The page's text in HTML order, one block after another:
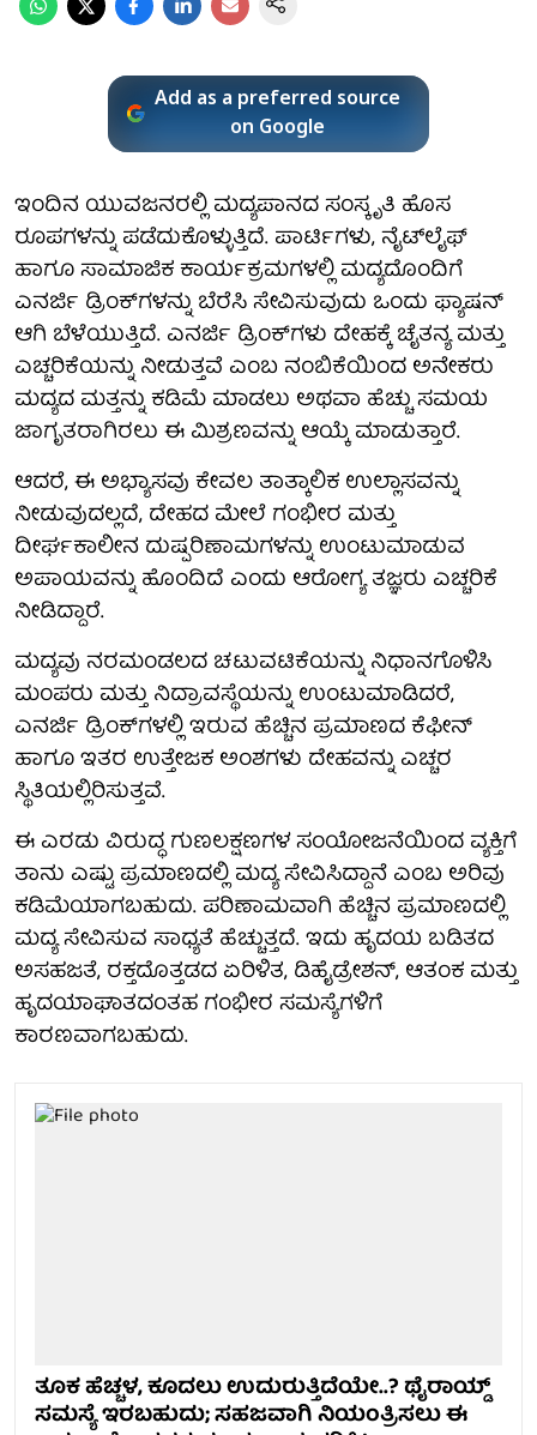
Add as a preferred source
on Google
ಇಂದಿನ ಯುವಜನರಲ್ಲಿ ಮದ್ಯಪಾನದ ಸಂಸ್ಕೃತಿ ಹೊಸ
ರೂಪಗಳನ್ನು ಪಡೆದುಕೊಳ್ಳುತ್ತಿದೆ. ಪಾರ್ಟಿಗಳು, ನೈಟ್‌ಲೈಫ್
ಹಾಗೂ ಸಾಮಾಜಿಕ ಕಾರ್ಯಕ್ರಮಗಳಲ್ಲಿ ಮದ್ಯದೊಂದಿಗೆ
ಎನರ್ಜಿ ಡ್ರಿಂಕ್‌ಗಳನ್ನು ಬೆರೆಸಿ ಸೇವಿಸುವುದು ಒಂದು ಫ್ಯಾಷನ್‌
ಆಗಿ ಬೆಳೆಯುತ್ತಿದೆ. ಎನರ್ಜಿ ಡ್ರಿಂಕ್‌ಗಳು ದೇಹಕ್ಕೆ ಚೈತನ್ಯ ಮತ್ತು
ಎಚ್ಚರಿಕೆಯನ್ನು ನೀಡುತ್ತವೆ ಎಂಬ ನಂಬಿಕೆಯಿಂದ ಅನೇಕರು
ಮದ್ಯದ ಮತ್ತನ್ನು ಕಡಿಮೆ ಮಾಡಲು ಅಥವಾ ಹೆಚ್ಚು ಸಮಯ
ಜಾಗೃತರಾಗಿರಲು ಈ ಮಿಶ್ರಣವನ್ನು ಆಯ್ಕೆ ಮಾಡುತ್ತಾರೆ.
ಆದರೆ, ಈ ಅಭ್ಯಾಸವು ಕೇವಲ ತಾತ್ಕಾಲಿಕ ಉಲ್ಲಾಸವನ್ನು
ನೀಡುವುದಲ್ಲದೆ, ದೇಹದ ಮೇಲೆ ಗಂಭೀರ ಮತ್ತು
ದೀರ್ಘಕಾಲೀನ ದುಷ್ಪರಿಣಾಮಗಳನ್ನು ಉಂಟುಮಾಡುವ
ಅಪಾಯವನ್ನು ಹೊಂದಿದೆ ಎಂದು ಆರೋಗ್ಯ ತಜ್ಞರು ಎಚ್ಚರಿಕೆ
ನೀಡಿದ್ದಾರೆ.
ಮದ್ಯವು ನರಮಂಡಲದ ಚಟುವಟಿಕೆಯನ್ನು ನಿಧಾನಗೊಳಿಸಿ
ಮಂಪರು ಮತ್ತು ನಿದ್ರಾವಸ್ಥೆಯನ್ನು ಉಂಟುಮಾಡಿದರೆ,
ಎನರ್ಜಿ ಡ್ರಿಂಕ್‌ಗಳಲ್ಲಿ ಇರುವ ಹೆಚ್ಚಿನ ಪ್ರಮಾಣದ ಕೆಫೀನ್
ಹಾಗೂ ಇತರ ಉತ್ತೇಜಕ ಅಂಶಗಳು ದೇಹವನ್ನು ಎಚ್ಚರ
ಸ್ಥಿತಿಯಲ್ಲಿರಿಸುತ್ತವೆ.
ಈ ಎರಡು ವಿರುದ್ಧ ಗುಣಲಕ್ಷಣಗಳ ಸಂಯೋಜನೆಯಿಂದ ವ್ಯಕ್ತಿಗೆ
ತಾನು ಎಷ್ಟು ಪ್ರಮಾಣದಲ್ಲಿ ಮದ್ಯ ಸೇವಿಸಿದ್ದಾನೆ ಎಂಬ ಅರಿವು
ಕಡಿಮೆಯಾಗಬಹುದು. ಪರಿಣಾಮವಾಗಿ ಹೆಚ್ಚಿನ ಪ್ರಮಾಣದಲ್ಲಿ
ಮದ್ಯ ಸೇವಿಸುವ ಸಾಧ್ಯತೆ ಹೆಚ್ಚುತ್ತದೆ. ಇದು ಹೃದಯ ಬಡಿತದ
ಅಸಹಜತೆ, ರಕ್ತದೊತ್ತಡದ ಏರಿಳಿತ, ಡಿಹೈಡ್ರೇಶನ್, ಆತಂಕ ಮತ್ತು
ಹೃದಯಾಘಾತದಂತಹ ಗಂಭೀರ ಸಮಸ್ಯೆಗಳಿಗೆ
ಕಾರಣವಾಗಬಹುದು.
ತೂಕ ಹೆಚ್ಚಳ, ಕೂದಲು ಉದುರುತ್ತಿದೆಯೇ..? ಥೈರಾಯ್ಡ್
ಸಮಸ್ಯೆ ಇರಬಹುದು; ಸಹಜವಾಗಿ ನಿಯಂತ್ರಿಸಲು ಈ